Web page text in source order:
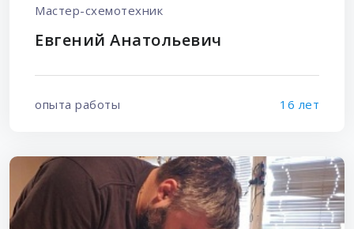
Мастер-схемотехник
Евгений Анатольевич
опыта работы 16 лет